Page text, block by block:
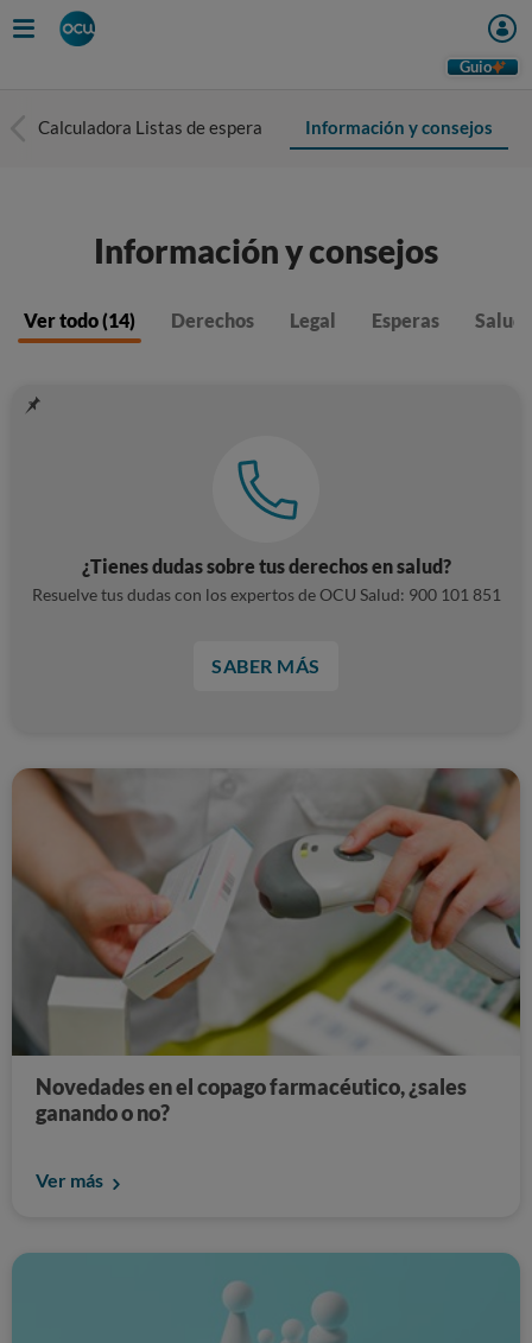
Guio
Calculadora Listas de espera Información y consejos
Información y consejos
Ver todo (14) Derechos Legal Esperas Salud
¿Tienes dudas sobre tus derechos en salud?
Resuelve tus dudas con los expertos de OCU Salud: 900 101 851
SABER MÁS
Novedades en el copago farmacéutico, ¿sales
ganando o no?
Ver más